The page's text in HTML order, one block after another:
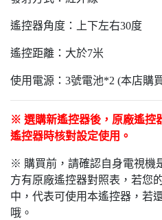
遙控器角度：上下左右30度
遙控距離：大於7米
使用電源：3號電池*2 (本店購
※ 選購新遙控器後，原廠遙控
遙控器時核對設定使用。
※ 購買前，請確認自身電視機
方有原廠遙控器對照表，若您
中，代表可使用本遙控器，若
哦。